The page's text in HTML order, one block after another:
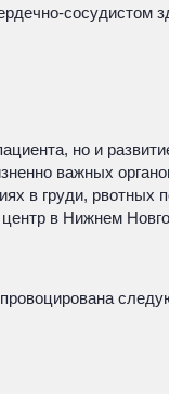
сосудистом
но и
важных
в груди, рвотных
в Нижнем